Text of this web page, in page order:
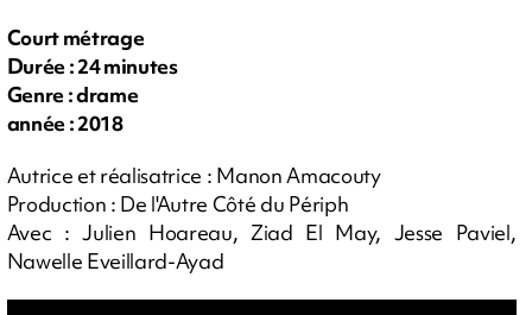
Court métrage
Durée : 24 minutes
Genre : drame
année : 2018
Autrice et réalisatrice : Manon Amacouty
Production : De l'Autre Côté du Périph
Avec : Julien Hoareau, Ziad El May, Jesse Paviel,
Nawelle Eveillard-Ayad